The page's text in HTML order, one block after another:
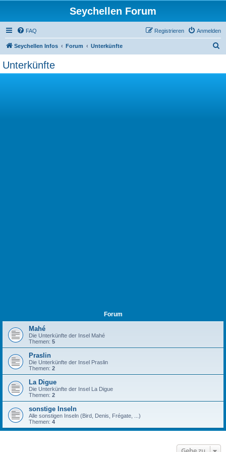
Seychellen Forum
FAQ Anmelden
Registrieren
Seychellen Infos Forum Unterkünfte
Unterkünfte
Forum
Mahé
Die Unterkünfte der Insel Mahé
Themen: 5
Praslin
Die Unterkünfte der Insel Praslin
Themen: 2
La Digue
Die Unterkünfte der Insel La Digue
Themen: 2
sonstige Inseln
Alle sonstigen Inseln (Bird, Denis, Frégate, ...)
Themen: 4